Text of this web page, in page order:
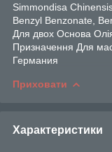
Simmondisa
Benzyl Benzonate,
Для двох Основа
Призначення Для
Германия
Приховати
Характеристики